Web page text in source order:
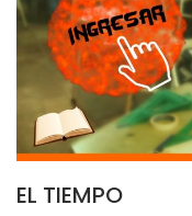
EL TIEMPO